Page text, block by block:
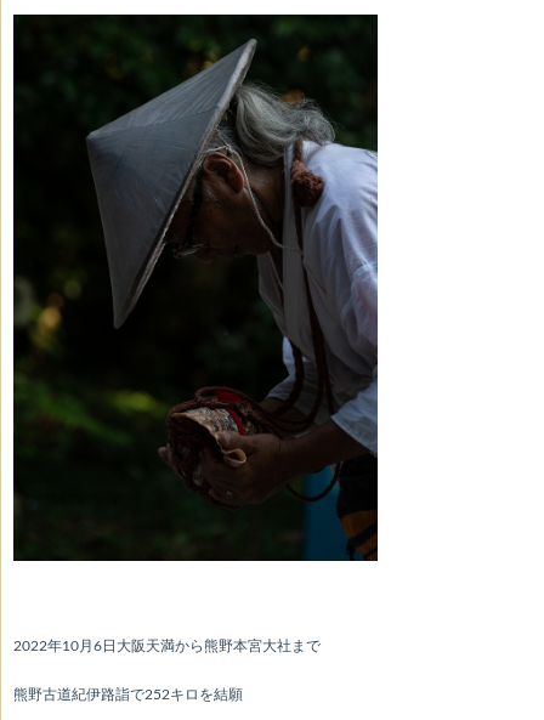
2022年10月6日大阪天満から熊野本宮大社まで
熊野古道紀伊路詣で252キロを結願